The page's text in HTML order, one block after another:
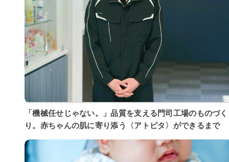
「機械任せじゃない。」品質を支える門司工場のものづく
り。赤ちゃんの肌に寄り添う〈アトピタ〉ができるまで